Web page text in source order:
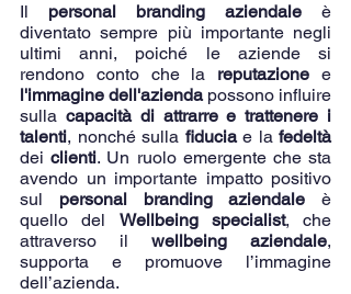
Il personal branding aziendale è
diventato sempre più importante negli
ultimi anni, poiché le aziende si
rendono conto che la reputazione
l'immagine dell'azienda possono influire
sulla capacità di attrarre e trattenere i
talenti, nonché sulla fiducia e la fedeltà
dei clienti. Un ruolo emergente che sta
avendo un importante impatto positivo
sul personal branding aziendale è
quello del Wellbeing specialist, che
attraverso il wellbeing aziendale,
supporta e promuove l’immagine
dell’azienda.